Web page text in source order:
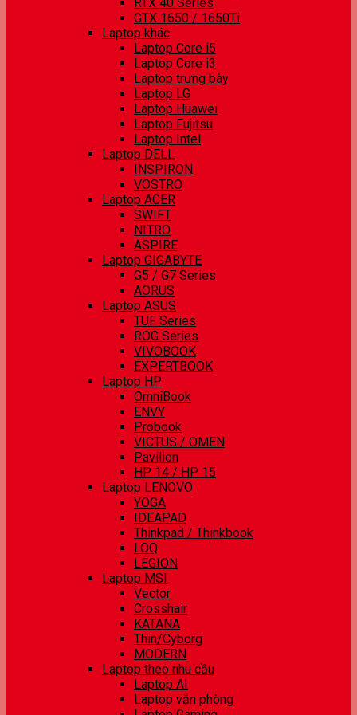
GTX 1650 / 1650Ti
Laptop khác
Laptop Core i5
Laptop Core i3
Laptop trưng bày
Laptop LG
Laptop Huawei
Laptop Fujitsu
Laptop Intel
Laptop DELL
INSPIRON
VOSTRO
Laptop ACER
SWIFT
NITRO
ASPIRE
Laptop GIGABYTE
G5 / G7 Series
AORUS
Laptop ASUS
TUF Series
ROG Series
VIVOBOOK
EXPERTBOOK
Laptop HP
OmniBook
ENVY
Probook
VICTUS / OMEN
Pavilion
HP 14 / HP 15
Laptop LENOVO
YOGA
IDEAPAD
Thinkpad / Thinkbook
LOQ
LEGION
Laptop MSI
Vector
Crosshair
KATANA
Thin/Cyborg
MODERN
Laptop theo nhu cầu
Laptop AI
Laptop văn phòng